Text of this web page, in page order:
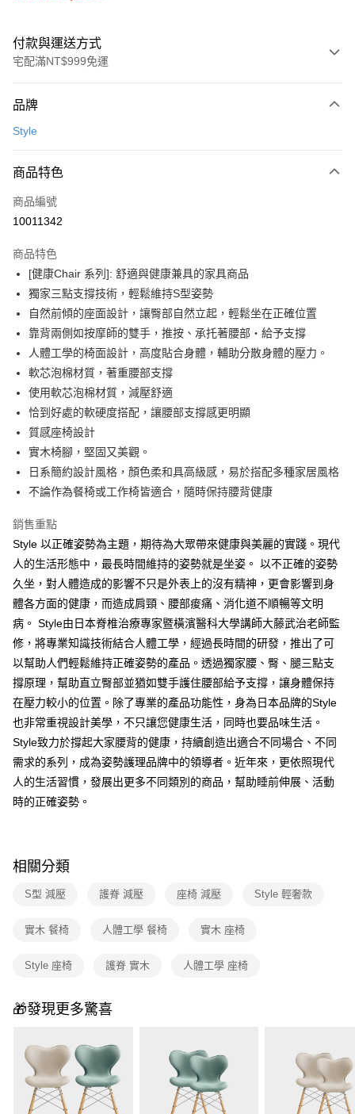
付款與運送方式
宅配滿NT$999免運
信用卡一次付款
3 期 0 利率 每期
合作金庫商業銀行
上海商業儲蓄銀行
臺灣中小企業銀行
匯豐（台灣）商業銀行
華泰商業銀行
聯邦商業銀行
遠東國際商業銀行
元大商業銀行
永豐商業銀行
玉山商業銀行
星展（台灣）商業銀行
台灣樂天信用卡公司
合作金庫商業銀行
上海商業儲蓄銀行
國泰世華商業銀行
兆豐國際商業銀行
匯豐（台灣）商業銀行
華泰商業銀行
聯邦商業銀行
遠東國際商業銀行
元大商業銀行
永豐商業銀行
玉山商業銀行
星展（台灣）商業銀行
台新國際商業銀行
即享券
LINE Pay
Apple Pay
街口支付
Google Pay
ATM付款
運送方式
宅配
每筆NT$100，滿NT$999(含以上)免運費
品牌
Style
商品特色
商品編號
10011342
商品特色
[健康Chair 系列]: 舒適與健康兼具的家具商品
獨家三點支撐技術，輕鬆維持S型姿勢
自然前傾的座面設計，讓臀部自然立起，輕鬆坐在正確位置
靠背兩側如按摩師的雙手，推按、承托著腰部・給予支撐
人體工學的椅面設計，高度貼合身體，輔助分散身體的壓力。
軟芯泡棉材質，著重腰部支撐
使用軟芯泡棉材質，減壓舒適
恰到好處的軟硬度搭配，讓腰部支撐感更明顯
質感座椅設計
實木椅腳，堅固又美觀。
日系簡約設計風格，顏色柔和具高級感，易於搭配多種家居風格
不論作為餐椅或工作椅皆適合，隨時保持腰背健康
銷售重點
Style 以正確姿勢為主題，期待為大眾帶來健康與美麗的實踐。現代
人的生活形態中，最長時間維持的姿勢就是坐姿。 以不正確的姿勢
久坐，對人體造成的影響不只是外表上的沒有精神，更會影響到身
體各方面的健康，而造成肩頸、腰部痠痛、消化道不順暢等文明
病。 Style由日本脊椎治療專家暨橫濱醫科大學講師大藤武治老師監
修，將專業知識技術結合人體工學，經過長時間的研發，推出了可
以幫助人們輕鬆維持正確姿勢的產品。透過獨家腰、臀、腿三點支
撐原理，幫助直立臀部並猶如雙手護住腰部給予支撐，讓身體保持
在壓力較小的位置。除了專業的產品功能性，身為日本品牌的Style
也非常重視設計美學，不只讓您健康生活，同時也要品味生活。
Style致力於撐起大家腰背的健康，持續創造出適合不同場合、不同
需求的系列，成為姿勢護理品牌中的領導者。近年來，更依照現代
人的生活習慣，發展出更多不同類別的商品，幫助睡前伸展、活動
時的正確姿勢。
相關分類
S型 減壓 護脊 減壓 座椅 減壓 Style 輕奢款
實木 餐椅 人體工學 餐椅 實木 座椅
Style 座椅 護脊 實木 人體工學 座椅
🎁發現更多驚喜